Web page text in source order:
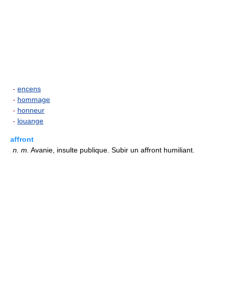
- encens
- hommage
- honneur
- louange
affront
n. m. Avanie, insulte publique. Subir un affront humiliant.